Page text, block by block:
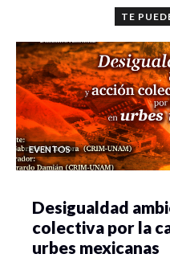
TE
EVENTOS
Desigualdad
colectiva por la
urbes mexicanas